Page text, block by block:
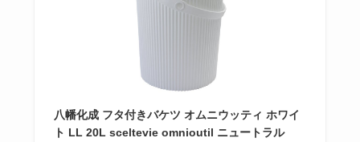
八幡化成 フタ付きバケツ オムニウッティ ホワイ
ト LL 20L sceltevie omnioutil ニュートラル